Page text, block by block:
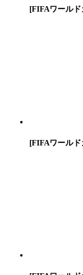
[FIFAワールド
[FIFAワールド